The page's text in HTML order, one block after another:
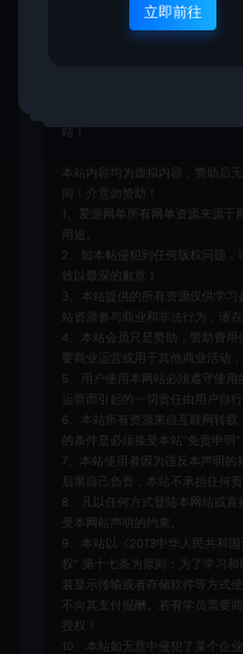
站！
本站内容均为虚拟内容，赞助后
间！介意勿赞助！
1、爱游网单所有网单资源来源
用途。
2、如本帖侵犯到任何版权问题，
致以最深的歉意！
3、本站提供的所有资源仅供学
站资源参与商业和非法行为，请
4、本站会员只是赞助，赞助费用
要商业运营或用于其他商业活动
5、用户使用本网站必须遵守使用
运营而引起的一切责任由用户自行
6、本站所有资源来自互联网转
的条件是必须接受本站“免责申明
7、本站使用者因为违反本声明的
后果自己负责，本站不承担任何
8、凡以任何方式登陆本网站或
受本网站声明的约束。
9、本站以《2013中华人民共和
权” 第十七条为原则：为了学习
装显示传输或者存储软件等方式
不向其支付报酬。若有学员需要
授权！
10、本站如无意中侵犯了某个企
立即前往